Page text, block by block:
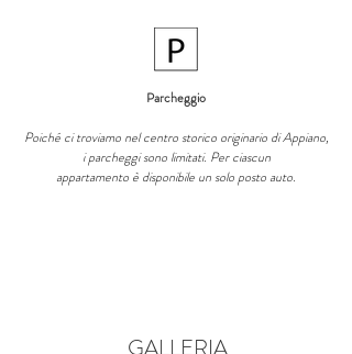
Parcheggio
Poiché ci troviamo nel centro storico originario di Appiano,
i parcheggi sono limitati. Per ciascun
appartamento è disponibile un solo posto auto.